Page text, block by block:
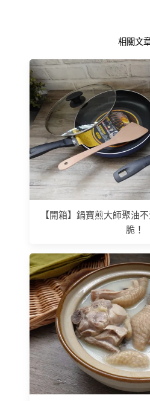
相關文
【開箱】鍋寶煎大師聚油
脆！